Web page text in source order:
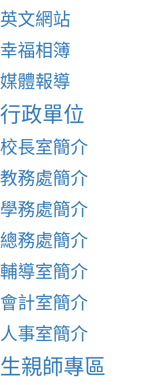
英文網站
幸福相簿
媒體報導
行政單位
校長室簡介
教務處簡介
學務處簡介
總務處簡介
輔導室簡介
會計室簡介
人事室簡介
生親師專區